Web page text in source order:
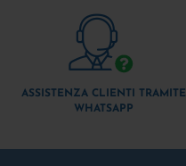
ASSISTENZA CLIENTI TRAMITE
WHATSAPP